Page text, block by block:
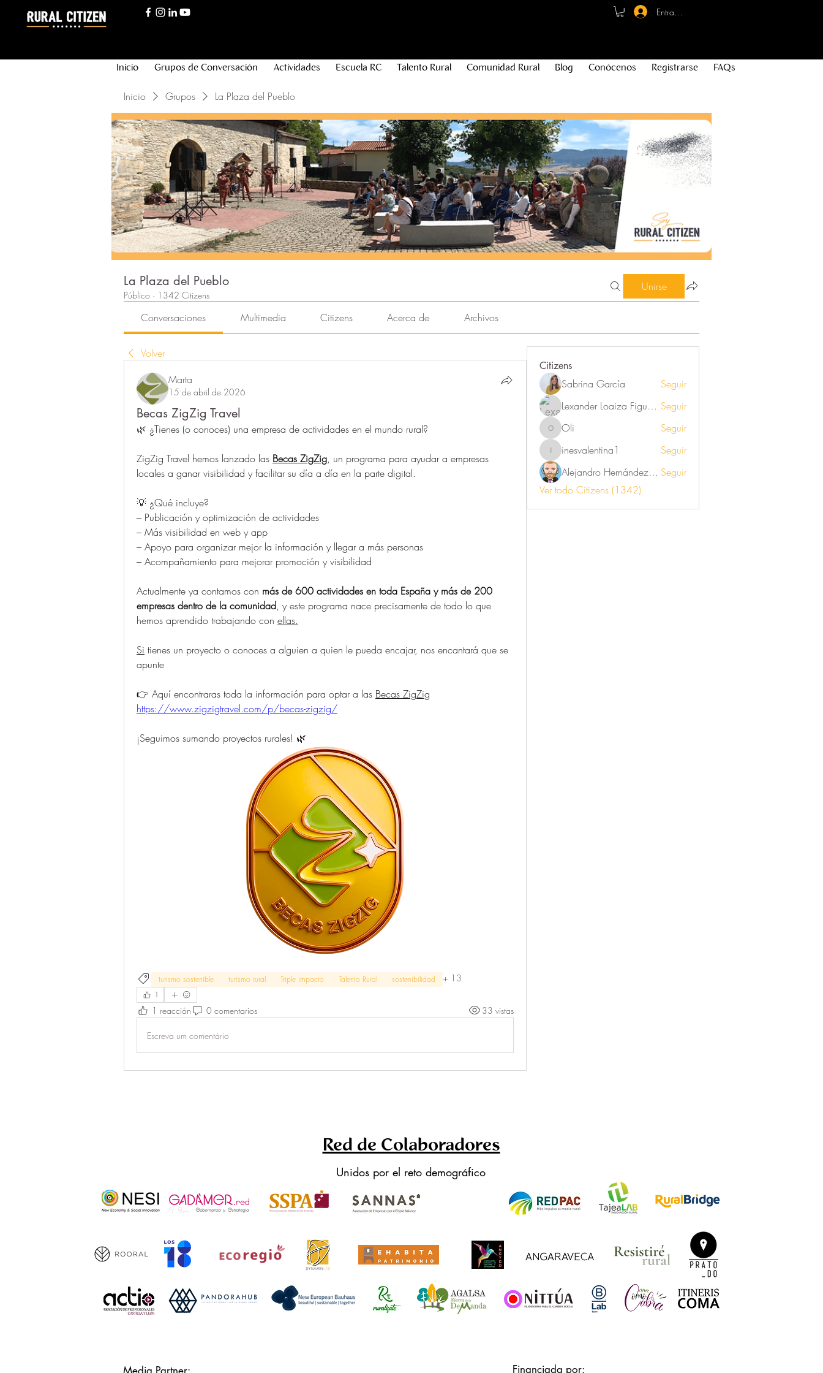
Entrar - Registro
Inicio Grupos de Conversación Actividades Escuela RC Talento Rural Comunidad Rural Blog Conócenos Registrarse FAQs
Inicio Grupos La Plaza del Pueblo
La Plaza del Pueblo
Público · 1342 Citizens
Unirse
Conversaciones Multimedia Citizens Acerca de Archivos
Volver
Marta
15 de abril de 2026
Becas ZigZig Travel
🌿 ¿Tienes (o conoces) una empresa de actividades en el mundo rural?
ZigZig Travel hemos lanzado las Becas ZigZig, un programa para ayudar a empresas
locales a ganar visibilidad y facilitar su día a día en la parte digital.
💡 ¿Qué incluye?
– Publicación y optimización de actividades
– Más visibilidad en web y app
– Apoyo para organizar mejor la información y llegar a más personas
– Acompañamiento para mejorar promoción y visibilidad
Actualmente ya contamos con más de 600 actividades en toda España y más de 200
empresas dentro de la comunidad, y este programa nace precisamente de todo lo que
hemos aprendido trabajando con ellas.
Si tienes un proyecto o conoces a alguien a quien le pueda encajar, nos encantará que se
apunte
👉 Aquí encontraras toda la información para optar a las Becas ZigZig
https://www.zigzigtravel.com/p/becas-zigzig/
¡Seguimos sumando proyectos rurales! 🌿
turismo sostenible turismo rural Triple impacto Talento Rural sostenibilidad + 13
1
1 reacción 0 comentarios 33 vistas
Escreva um comentário
Citizens
Sabrina García
Seguir
Lexander Loaiza Figueroa Seguir
Oli Oli Seguir
inesvalentina1
inesvalentina1
Seguir
Alejandro Hernández Renner Seguir
Ver todo Citizens (1342)
Red de Colaboradores
Unidos por el reto demográfico
Financiada por: